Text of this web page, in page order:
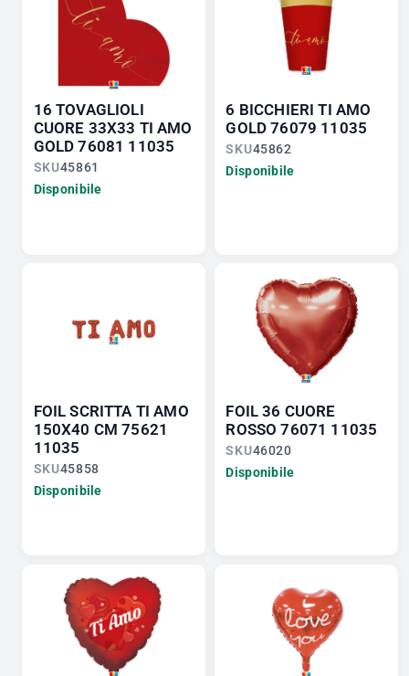
16 TOVAGLIOLI
CUORE 33X33 TI AMO
GOLD 76081 11035
SKU45861
Disponibile
6 BICCHIERI TI AMO
GOLD 76079 11035
SKU45862
Disponibile
FOIL SCRITTA TI AMO
150X40 CM 75621
11035
SKU45858
Disponibile
FOIL 36 CUORE
ROSSO 76071 11035
SKU46020
Disponibile